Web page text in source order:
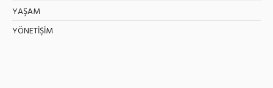
YAŞAM
YÖNETİŞİM